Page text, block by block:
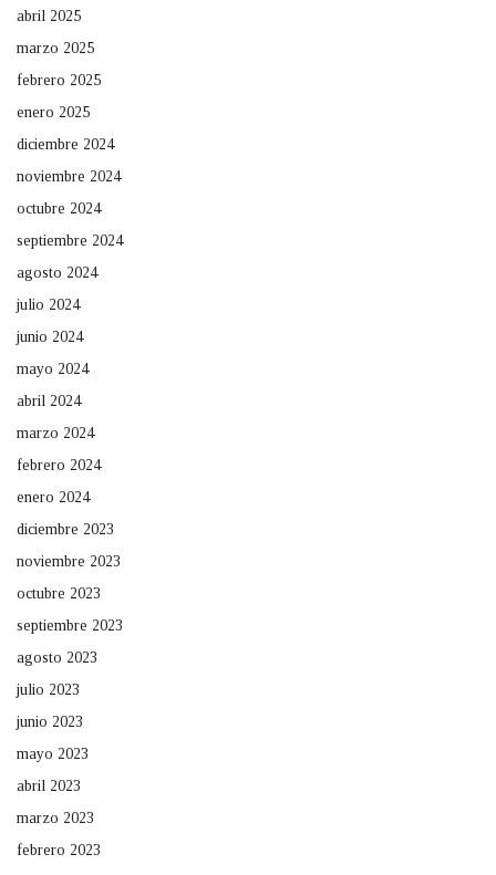
abril 2025
marzo 2025
febrero 2025
enero 2025
diciembre 2024
noviembre 2024
octubre 2024
septiembre 2024
agosto 2024
julio 2024
junio 2024
mayo 2024
abril 2024
marzo 2024
febrero 2024
enero 2024
diciembre 2023
noviembre 2023
octubre 2023
septiembre 2023
agosto 2023
julio 2023
junio 2023
mayo 2023
abril 2023
marzo 2023
febrero 2023